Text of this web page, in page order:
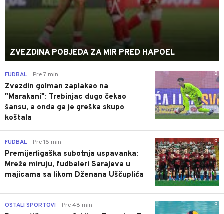
ZVEZDINA POBJEDA ZA MIR PRED HAPOEL
0
FUDBAL Pre 7 min
Zvezdin golman zaplakao na
"Marakani": Trebinjac dugo čekao
šansu, a onda ga je greška skupo
koštala
0
FUDBAL Pre 16 min
Premijerligaška subotnja uspavanka:
Mreže miruju, fudbaleri Sarajeva u
majicama sa likom Dženana Uščuplića
0
OSTALI SPORTOVI Pre 48 min